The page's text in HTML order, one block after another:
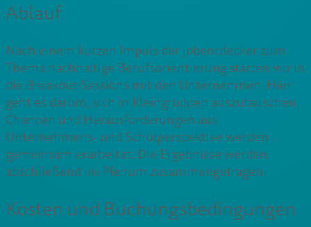
Ablauf
Nach einem kurzen Impuls der jobentdecker zum
Thema nachhaltige Berufsorientierung starten wir in
die Breakout-Sessions mit den Unternehmen. Hier
geht es darum, sich in Kleingruppen auszutauschen.
Chancen und Herausforderungen aus
Unternehmens- und Schulperspektive werden
gemeinsam erarbeitet. Die Ergebnisse werden
abschließend im Plenum zusammengetragen.
Kosten und Buchungsbedingungen